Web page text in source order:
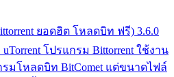
ยอดฮิต โหลดบิท ฟรี) 3.6.0
โปรแกรม Bittorrent ใช้งาน
มโหลดบิท BitComet แต่ขนาดไฟล์